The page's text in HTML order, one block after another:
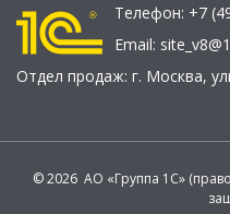
Телефон: +7
Email:
Отдел продаж: г. Москва,
© 2026 АО «Группа 1С»